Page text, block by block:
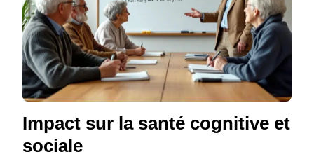
Impact sur la santé cognitive et
sociale